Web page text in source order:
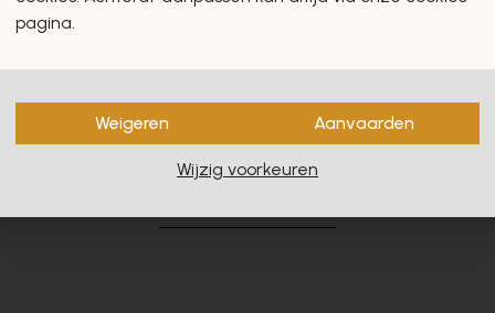
zullen u zeker en vast
pagina.
Weigeren Aanvaarden
Wijzig voorkeuren